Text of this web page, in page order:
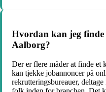
Hvordan kan jeg finde
Aalborg?
Der er flere måder at finde et
kan tjekke jobannoncer på
rekrutteringsbureauer,